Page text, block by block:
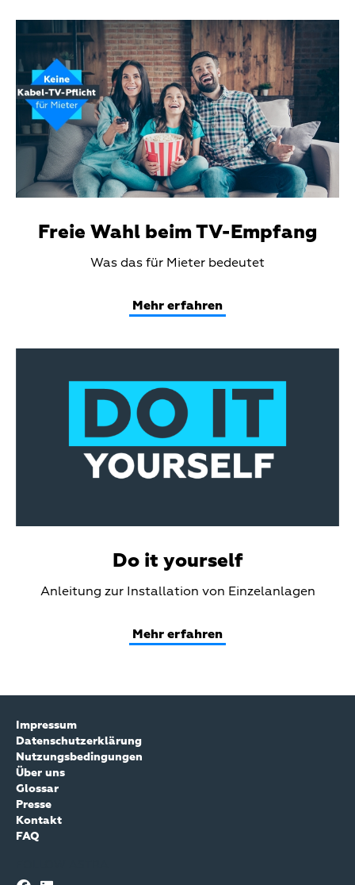
Media
Freie Wahl beim TV-Empfang
Was das für Mieter bedeutet
Mehr erfahren
Do it yourself
TeaserAnleitung zur Installation von Einzelanlagen
Mehr erfahren
Impressum
Datenschutzerklärung
Nutzungsbedingungen
Über uns
Glossar
Presse
Kontakt
FAQ